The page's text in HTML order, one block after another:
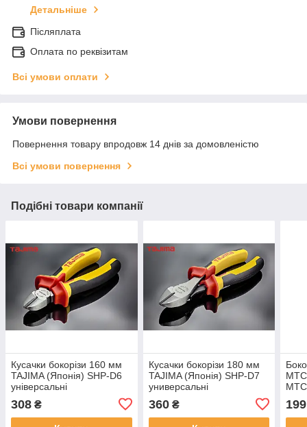
Детальніше
Післяплата
Оплата по реквізитам
Всі умови оплати
Умови повернення
Повернення товару впродовж 14 днів за домовленістю
Всі умови повернення
Подібні товари компанії
Кусачки бокорізи 160 мм
TAJIMA (Японія) SHP-D6
універсальні
308 ₴
Кусачки бокорізи 180 мм
TAJIMA (Японія) SHP-D7
универсальні
360₴ 199